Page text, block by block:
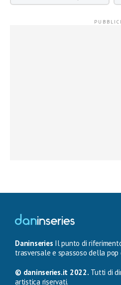
Daninseries Il punto di
trasversale e spassoso della pop
© daninseries.it 2022. Tutti di
artistica riservati.